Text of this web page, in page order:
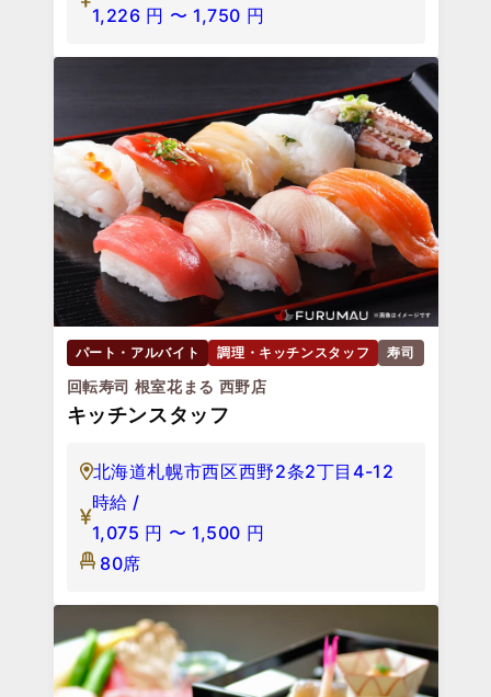
1,226 円 〜 1,750 円
パート・アルバイト 調理・キッチンスタッフ 寿司
回転寿司 根室花まる 西野店
キッチンスタッフ
北海道札幌市西区西野2条2丁目4-12
時給 /
1,075 円 〜 1,500 円
80席